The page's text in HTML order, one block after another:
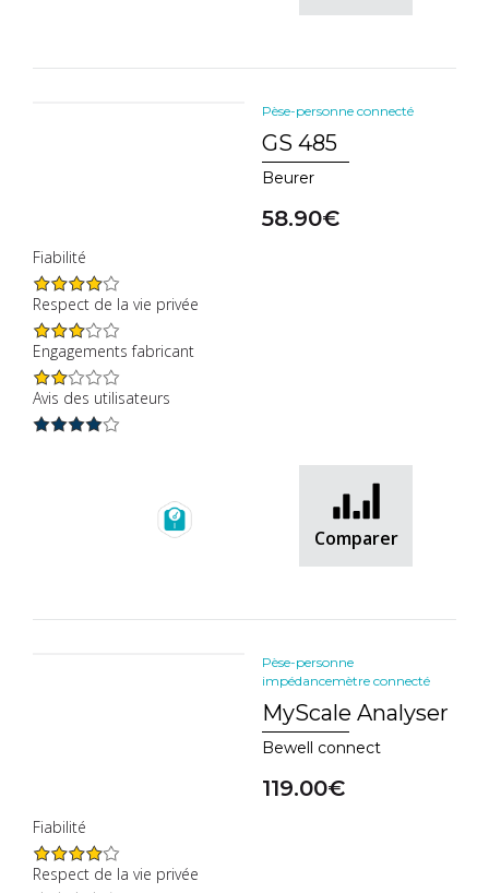
Pèse-personne connecté
GS 485
Beurer
58.90€
Fiabilité
Respect de la vie privée
Engagements fabricant
Avis des utilisateurs
Comparer
Pèse-personne
impédancemètre connecté
MyScale Analyser
Bewell connect
119.00€
Fiabilité
Respect de la vie privée